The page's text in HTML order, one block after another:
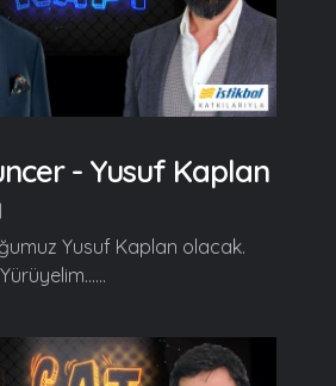
- Yusuf Kaplan
Yusuf Kaplan olacak.